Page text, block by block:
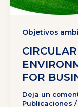
Objetivos
FOR
Deja un
Publicaciones /